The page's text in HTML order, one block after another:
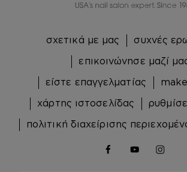
σχετικά με μας
συχνές
επικοινώνησε μαζί
είστε επαγγελματίας
χάρτης ιστοσελίδας
πολιτική διαχείρισης
facebookyoutube